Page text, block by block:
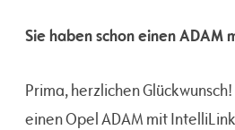
Sie haben schon einen ADAM
Prima, herzlichen
einen Opel ADAM mit